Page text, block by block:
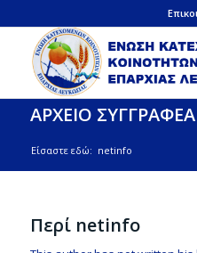
ΑΡΧΕΙΟ ΣΥΓΓΡΑΦΕΑ
Είσαστε εδώ: netinfo
Περί netinfo